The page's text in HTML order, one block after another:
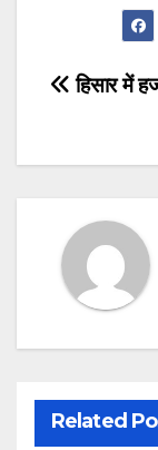
Post
हिसार में
Related